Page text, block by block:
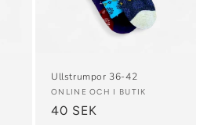
Ullstrumpor 36-42
Säljare:
ONLINE OCH I BUTIK
Ordinarie
40 SEK